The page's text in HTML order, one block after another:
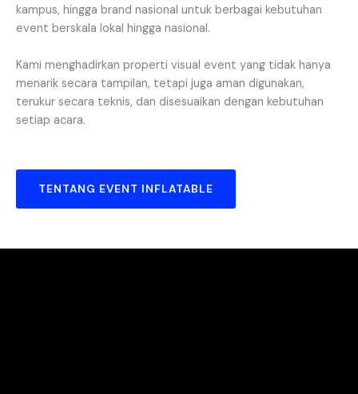
kampus, hingga brand nasional untuk berbagai kebutuhan
event berskala lokal hingga nasional.
Kami menghadirkan properti visual event yang tidak hanya
menarik secara tampilan, tetapi juga aman digunakan,
terukur secara teknis, dan disesuaikan dengan kebutuhan
setiap acara.
TENTANG EVENT INFLATABLE